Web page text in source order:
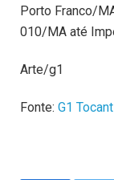
Porto Franco/
010/MA até
Arte/g1
Fonte: G1